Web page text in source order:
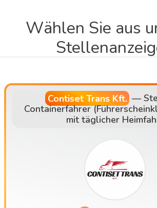
Wählen Sie aus
Contiset Trans Kft. —
Containerfahrer
mit täglicher